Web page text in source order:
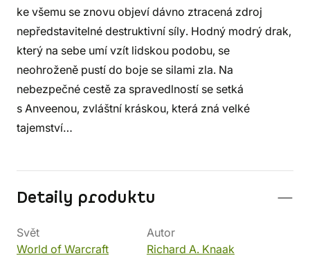
ke všemu se znovu objeví dávno ztracená zdroj
nepředstavitelné destruktivní síly. Hodný modrý drak,
který na sebe umí vzít lidskou podobu, se
neohroženě pustí do boje se silami zla. Na
nebezpečné cestě za spravedlností se setká
s Anveenou, zvláštní kráskou, která zná velké
tajemství…
Detaily produktu
Svět
World of Warcraft
Autor
Richard A. Knaak